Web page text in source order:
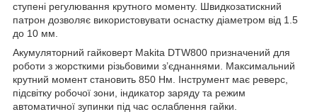
ступені регулювання крутного моменту. Швидкозатискний
патрон дозволяє використовувати оснастку діаметром від 1.5
до 10 мм.
Акумуляторний гайковерт Makita DTW800 призначений для
роботи з жорсткими різьбовими з’єднаннями. Максимальний
крутний момент становить 850 Нм. Інструмент має реверс,
підсвітку робочої зони, індикатор заряду та режим
автоматичної зупинки під час ослаблення гайки.